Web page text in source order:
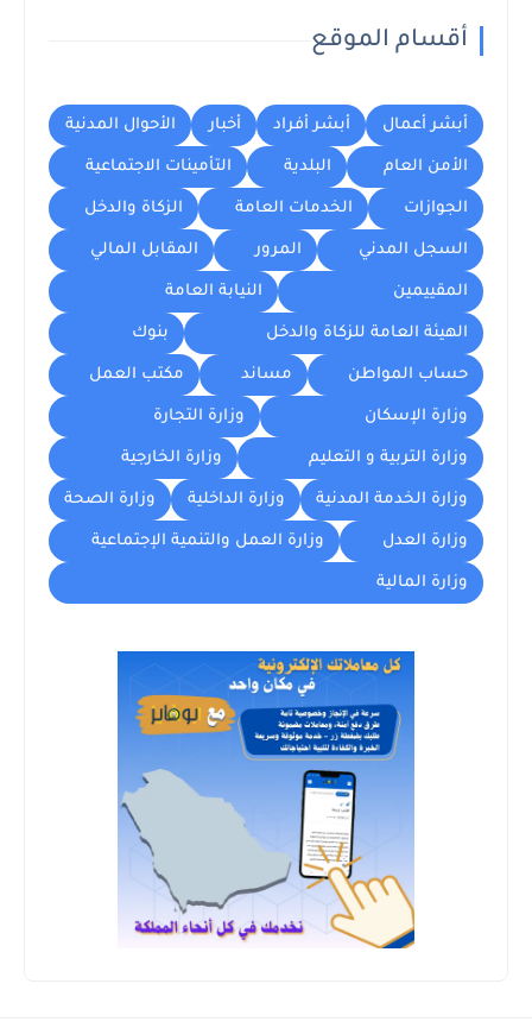
أقسام الموقع
أبشر أعمال أبشر أفراد أخبار الأحوال المدنية
الأمن العام البلدية التأمينات الاجتماعية
الجوازات الخدمات العامة الزكاة والدخل
السجل المدني المرور المقابل المالي
المقييمين النيابة العامة
الهيئة العامة للزكاة والدخل بنوك
حساب المواطن مساند مكتب العمل
وزارة الإسكان وزارة التجارة
وزارة التربية و التعليم وزارة الخارجية
وزارة الخدمة المدنية وزارة الداخلية وزارة الصحة
وزارة العدل وزارة العمل والتنمية الإجتماعية
وزارة المالية